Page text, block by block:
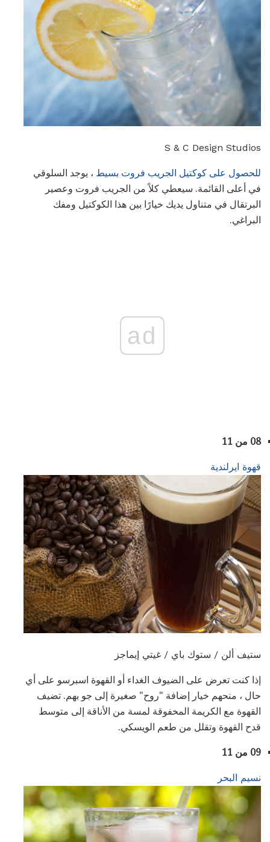
S & C Design Studios
للحصول على كوكتيل الجريب فروت بسيط ، يوجد السلوقي
في أعلى القائمة. سيعطي كلاً من الجريب فروت وعصير
البرتقال في متناول يديك خيارًا بين هذا الكوكتيل ومفك
البراغي.
ad
08 من 11
قهوة ايرلندية
ستيف ألن / ستوك باي / غيتي إيماجز
إذا كنت تعرض على الضيوف الغداء أو القهوة اسبرسو على أي
حال ، منحهم خيار إضافة "روح" صغيرة إلى جو بهم. تضيف
القهوة مع الكريمة المخفوقة لمسة من الأناقة إلى متوسط ​​
قدح القهوة وتقلل من طعم الويسكي.
09 من 11
نسيم البحر